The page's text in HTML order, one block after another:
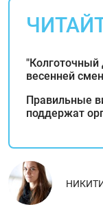
"Колготочный
весенней
Правильные
поддержат